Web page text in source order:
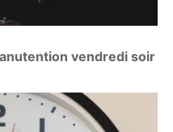
vendredi soir